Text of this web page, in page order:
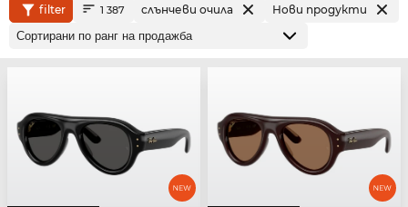
filter 1 387 слънчеви очила Нови продукти